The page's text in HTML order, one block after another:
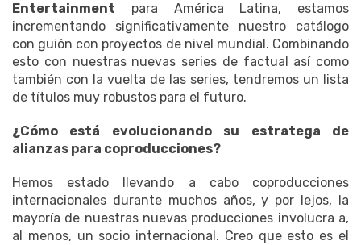
Entertainment para América Latina, estamos
incrementando significativamente nuestro catálogo
con guión con proyectos de nivel mundial. Combinando
esto con nuestras nuevas series de factual así como
también con la vuelta de las series, tendremos un lista
de títulos muy robustos para el futuro.
¿Cómo está evolucionando su estratega de
alianzas para coproducciones?
Hemos estado llevando a cabo coproducciones
internacionales durante muchos años, y por lejos, la
mayoría de nuestras nuevas producciones involucra a,
al menos, un socio internacional. Creo que esto es el